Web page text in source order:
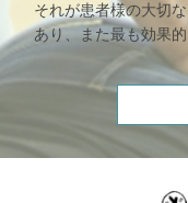
それが患者様の大切
あり、また最も効果